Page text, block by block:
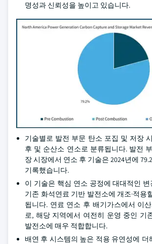
명성과 신뢰성을 높이고 있습니다.
기술별로 발전 부문 탄소 포집 및 저장
후 및 순산소 연소로 분류됩니다. 발전
장 시장에서 연소 후 기술은 2024년에
기록했습니다.
이 기술은 핵심 연소 공정에 대대적인
기존 화석연료 기반 발전소에 개조·적용
됩니다. 연료 연소 후 배기가스에서 이
로, 해당 지역에서 여전히 운영 중인 기
발전소에 매우 적합합니다.
배연 후 시스템의 높은 적용 유연성에 더